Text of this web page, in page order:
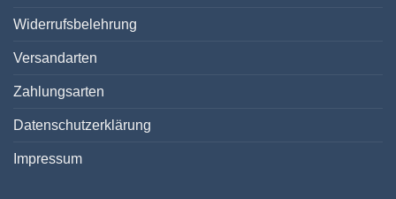
Widerrufsbelehrung
Versandarten
Zahlungsarten
Datenschutzerklärung
Impressum